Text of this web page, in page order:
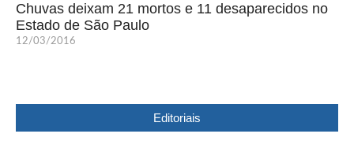
Chuvas deixam 21 mortos e 11 desaparecidos no
Estado de São Paulo
12/03/2016
Editoriais